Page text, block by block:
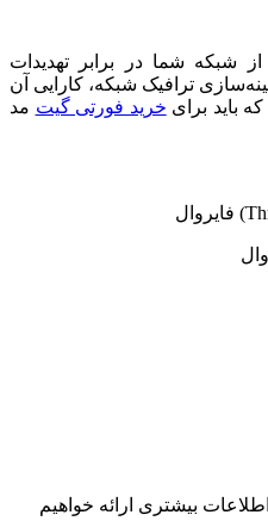
شبکه شما در برابر تهدیدات
ترافیک شبکه، کارایی آن
باید برای خرید فورتی گیت مد
) فایروال
بیشتری ارائه خواهیم